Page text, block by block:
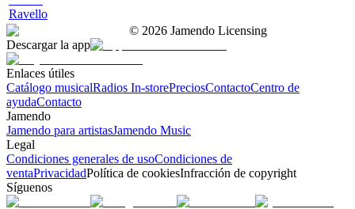
Ravello
© 2026 Jamendo Licensing
Descargar la app
Enlaces útiles
Catálogo musicalRadios In-storePreciosContactoCentro de
ayudaContacto
Jamendo
Jamendo para artistasJamendo Music
Legal
Condiciones generales de usoCondiciones de
ventaPrivacidadPolítica de cookiesInfracción de copyright
Síguenos